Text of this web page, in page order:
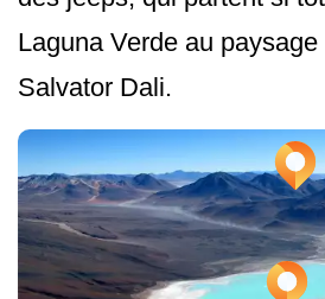
Laguna Verde au paysage
Salvator Dali.